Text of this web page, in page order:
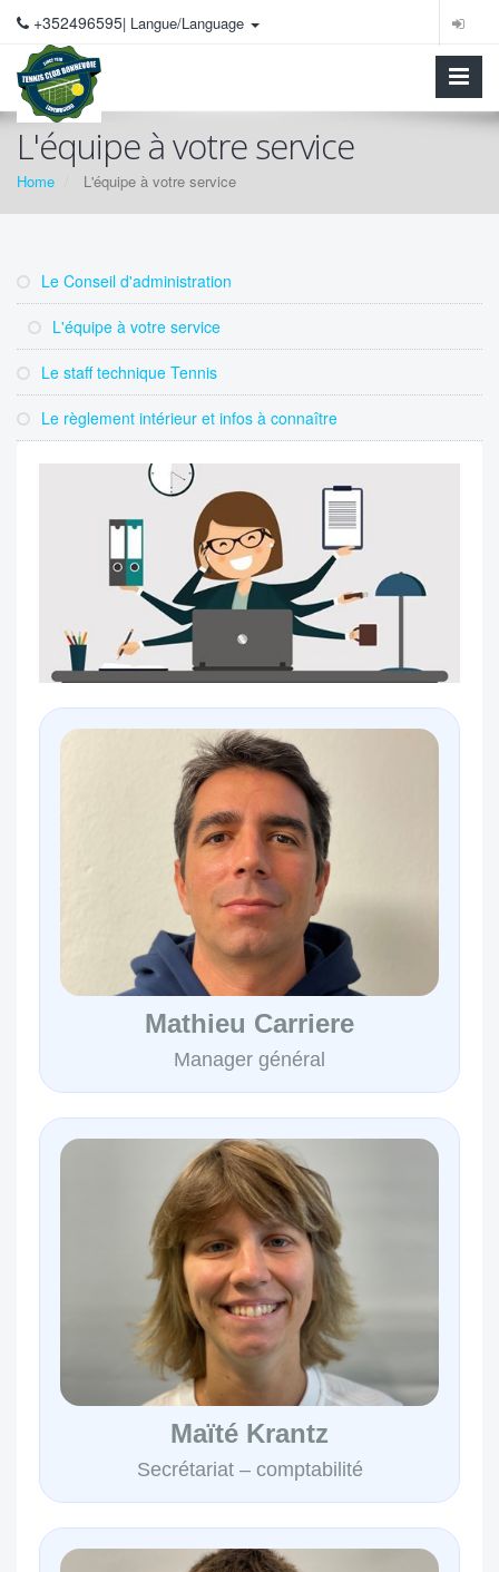
+352496595 | Langue/Language
L'équipe à votre service
Home L'équipe à votre service
Le Conseil d'administration
L'équipe à votre service
Le staff technique Tennis
Le règlement intérieur et infos à connaître
Mathieu Carriere
Manager général
Maïté Krantz
Secrétariat – comptabilité